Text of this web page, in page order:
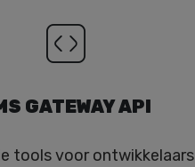
GATEWAY API
tools voor ontwikkelaars